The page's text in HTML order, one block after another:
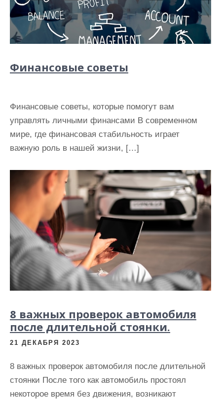
Финансовые советы
Финансовые советы, которые помогут вам
управлять личными финансами В современном
мире, где финансовая стабильность играет
важную роль в нашей жизни, […]
8 важных проверок автомобиля
после длительной стоянки.
21 ДЕКАБРЯ 2023
8 важных проверок автомобиля после длительной
стоянки После того как автомобиль простоял
некоторое время без движения, возникают